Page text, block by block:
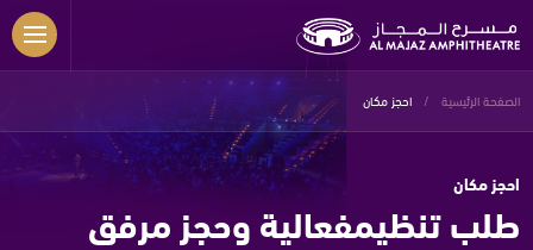
الصفحة الرئيسية احجز مكان
احجز مكان
طلب تنظيمفعالية وحجز مرفق